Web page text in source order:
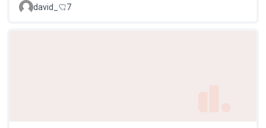
david_ 7